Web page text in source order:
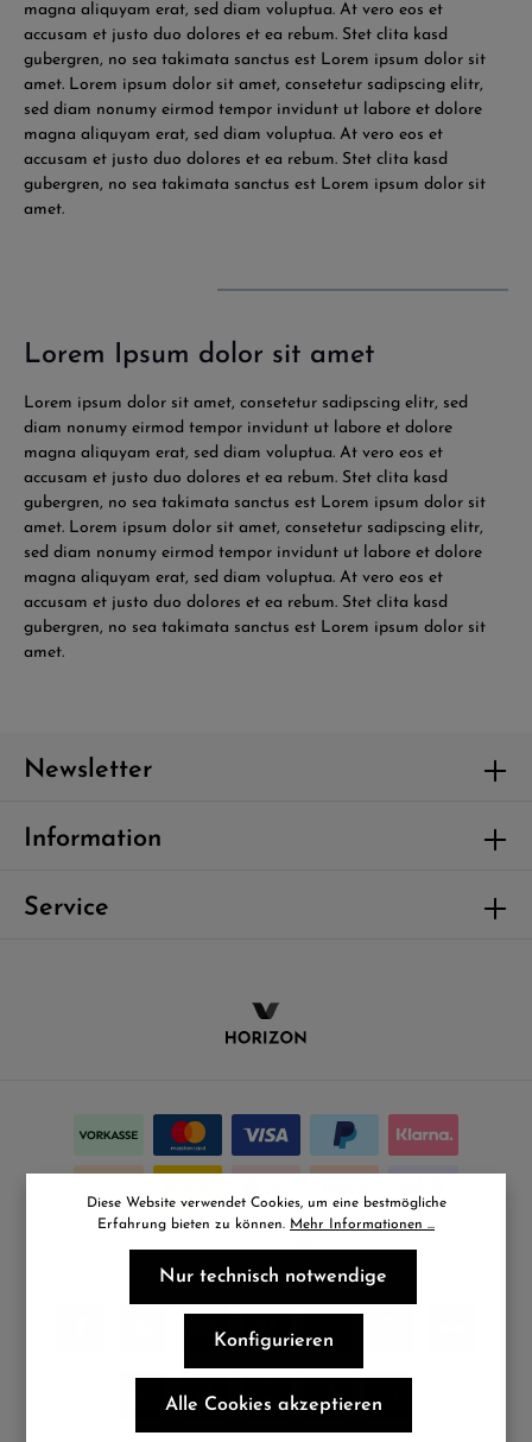
magna aliquyam erat, sed diam voluptua. At vero eos et
accusam et justo duo dolores et ea rebum. Stet clita kasd
gubergren, no sea takimata sanctus est Lorem ipsum dolor sit
amet. Lorem ipsum dolor sit amet, consetetur sadipscing elitr,
sed diam nonumy eirmod tempor invidunt ut labore et dolore
magna aliquyam erat, sed diam voluptua. At vero eos et
accusam et justo duo dolores et ea rebum. Stet clita kasd
gubergren, no sea takimata sanctus est Lorem ipsum dolor sit
amet.
Lorem Ipsum dolor sit amet
Lorem ipsum dolor sit amet, consetetur sadipscing elitr, sed
diam nonumy eirmod tempor invidunt ut labore et dolore
magna aliquyam erat, sed diam voluptua. At vero eos et
accusam et justo duo dolores et ea rebum. Stet clita kasd
gubergren, no sea takimata sanctus est Lorem ipsum dolor sit
amet. Lorem ipsum dolor sit amet, consetetur sadipscing elitr,
sed diam nonumy eirmod tempor invidunt ut labore et dolore
magna aliquyam erat, sed diam voluptua. At vero eos et
accusam et justo duo dolores et ea rebum. Stet clita kasd
gubergren, no sea takimata sanctus est Lorem ipsum dolor sit
amet.
Newsletter
Information
Service
Diese Website verwendet Cookies, um eine bestmögliche
Erfahrung bieten zu können. Mehr Informationen ...
Nur technisch notwendige
Konfigurieren
Alle Cookies akzeptieren